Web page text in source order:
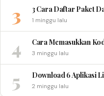
3 3 Cara Daftar Paket
1 minggu lalu
4 Cara Memasukkan
3 minggu lalu
5 Download 6 Aplikasi
2 minggu lalu